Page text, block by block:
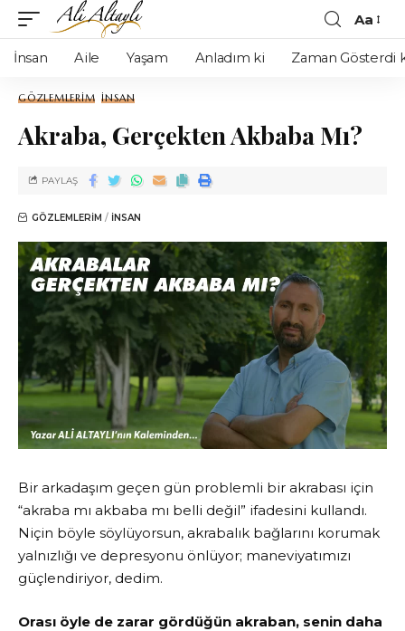
Aa
İnsan Aile Yaşam Anladım ki Zaman Gösterdi
GÖZLEMLERIM İNSAN
Akraba, Gerçekten Akbaba Mı?
GÖZLEMLERIM İNSAN
PAYLAŞ
Bir arkadaşım geçen gün problemli bir akrabası için
“akraba mı akbaba mı belli değil” ifadesini kullandı.
Niçin böyle söylüyorsun, akrabalık bağlarını korumak
yalnızlığı ve depresyonu önlüyor; maneviyatımızı
güçlendiriyor, dedim.
Orası öyle de zarar gördüğün akraban, senin daha